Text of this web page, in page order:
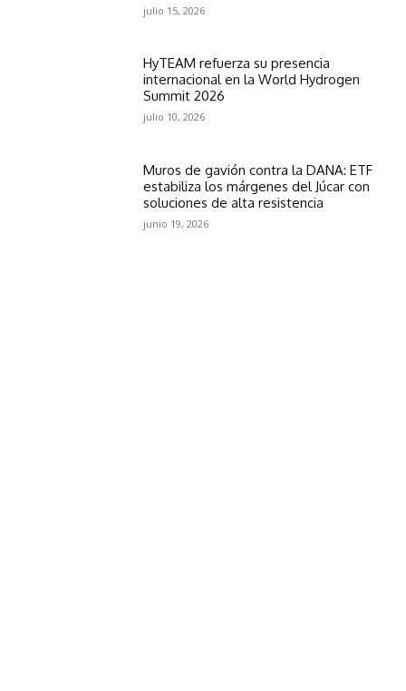
julio 15, 2026
HyTEAM refuerza su presencia
internacional en la World Hydrogen
Summit 2026
julio 10, 2026
Muros de gavión contra la DANA: ETF
estabiliza los márgenes del Júcar con
soluciones de alta resistencia
junio 19, 2026